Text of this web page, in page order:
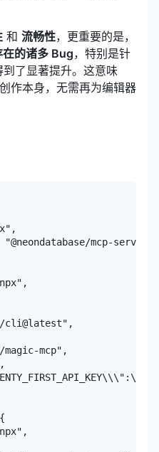
和 流畅性，更重要的是，
的诸多 Bug，特别是针
了显著提升。这意味
作本身，无需再为编辑器
mcp-server-
mcp",